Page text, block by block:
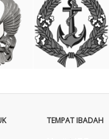
TEMPAT IBADAH